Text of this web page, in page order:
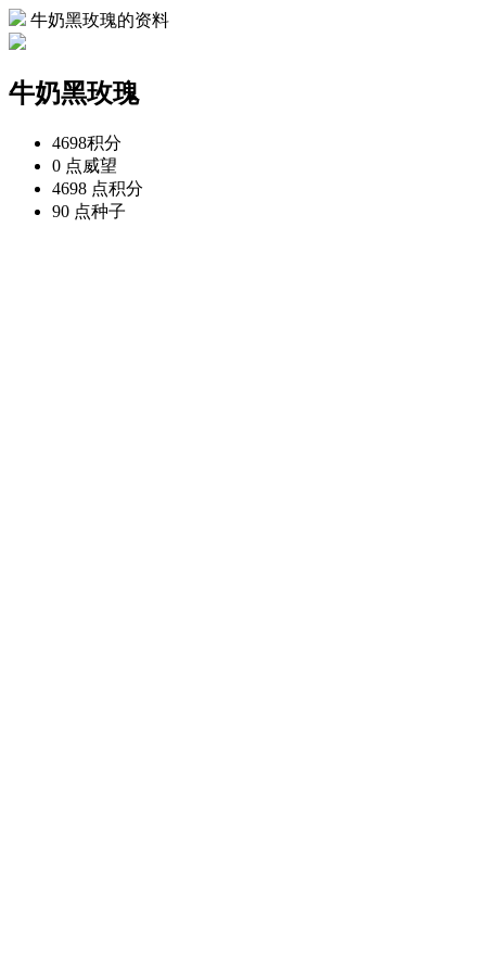
牛奶黑玫瑰的资料
牛奶黑玫瑰
4698积分
0 点威望
4698 点积分
90 点种子